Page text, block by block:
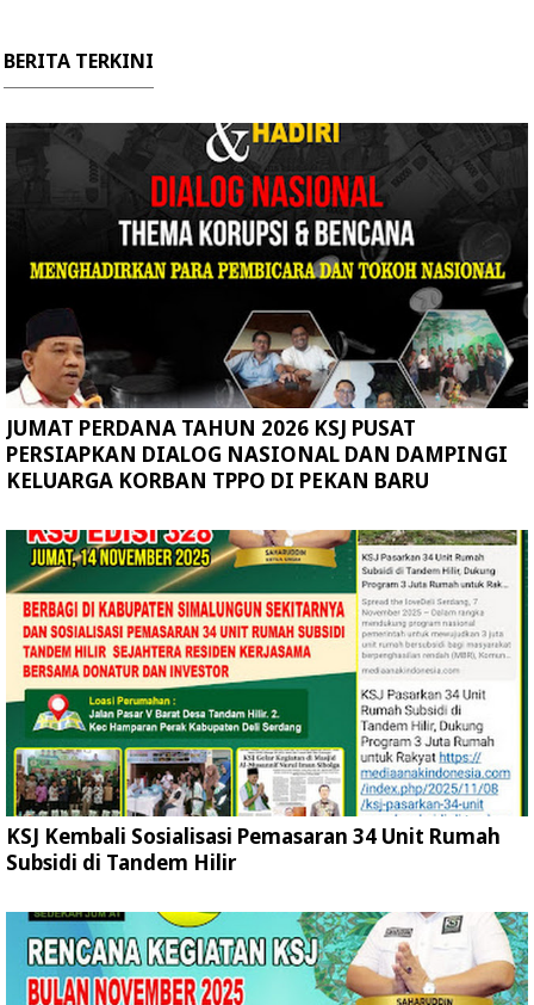
BERITA TERKINI
JUMAT PERDANA TAHUN 2026 KSJ PUSAT
PERSIAPKAN DIALOG NASIONAL DAN DAMPINGI
KELUARGA KORBAN TPPO DI PEKAN BARU
KSJ Kembali Sosialisasi Pemasaran 34 Unit Rumah
Subsidi di Tandem Hilir